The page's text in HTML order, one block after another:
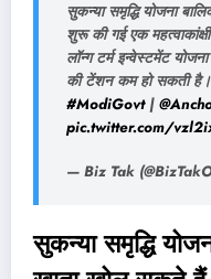
सुकन्या समृद्धि योजना
शुरू की गई एक
लॉन्ग टर्म इन्वेस्टमेंट
की टेंशन कम हो सकती है।
#ModiGovt|
pic.twitter.com/
— Biz Tak
सुकन्या समृद्धि